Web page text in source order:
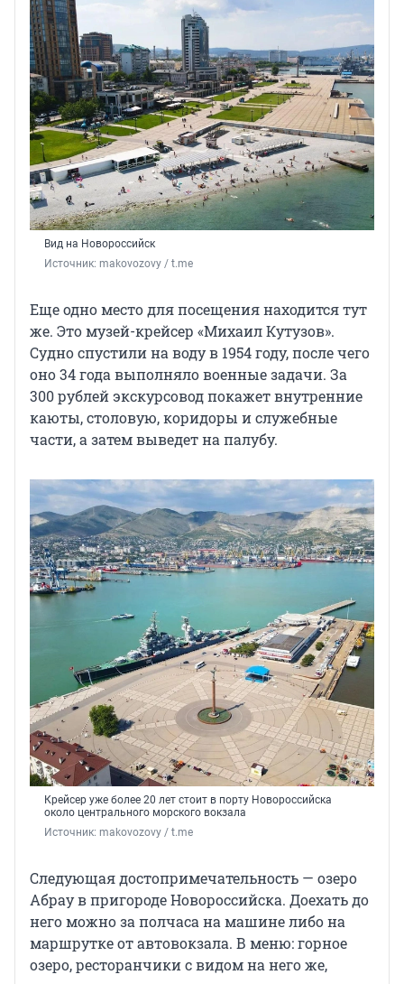
Вид на Новороссийск
Источник: makovozovy / t.me
Еще одно место для посещения находится тут
же. Это музей-крейсер «Михаил Кутузов».
Судно спустили на воду в 1954 году, после чего
оно 34 года выполняло военные задачи. За
300 рублей экскурсовод покажет внутренние
каюты, столовую, коридоры и служебные
части, а затем выведет на палубу.
Крейсер уже более 20 лет стоит в порту Новороссийска
около центрального морского вокзала
Источник: makovozovy / t.me
Следующая достопримечательность — озеро
Абрау в пригороде Новороссийска. Доехать до
него можно за полчаса на машине либо на
маршрутке от автовокзала. В меню: горное
озеро, ресторанчики с видом на него же,